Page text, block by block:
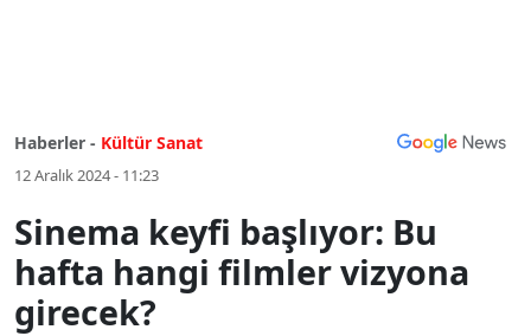
Haberler - Kültür Sanat
12 Aralık 2024 - 11:23
Sinema keyfi başlıyor: Bu
hafta hangi filmler vizyona
girecek?